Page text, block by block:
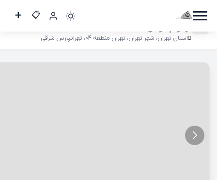
🔥 ۳۳۰ متر سه‌بر | گذر ۳۲ متری |
استان تهران، شهر تهران، تهران منطقه 04، تهرانپارس شرقی